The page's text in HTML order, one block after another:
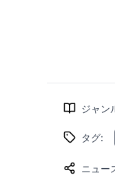
ジャン
タグ:
ニュー